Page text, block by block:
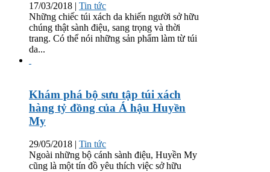
17/03/2018 | Tin tức
Những chiếc túi xách da khiến người sở hữu
chúng thật sành điệu, sang trọng và thời
trang. Có thể nói những sản phẩm làm từ túi
da...
Khám phá bộ sưu tập túi xách
hàng tỷ đồng của Á hậu Huyền
My
29/05/2018 | Tin tức
Ngoài những bộ cánh sành điệu, Huyền My
cũng là một tín đồ yêu thích việc sở hữu